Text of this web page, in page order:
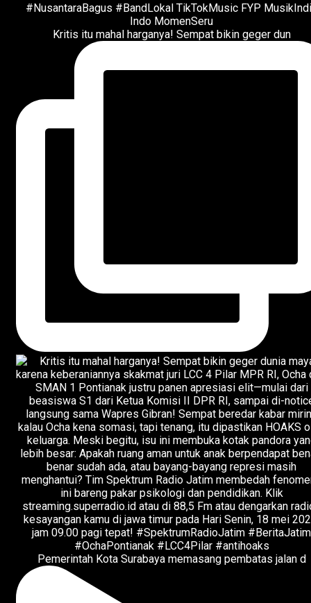
Kritis itu mahal harganya! Sempat bikin geger dun
Pemerintah Kota Surabaya memasang pembatas jalan d